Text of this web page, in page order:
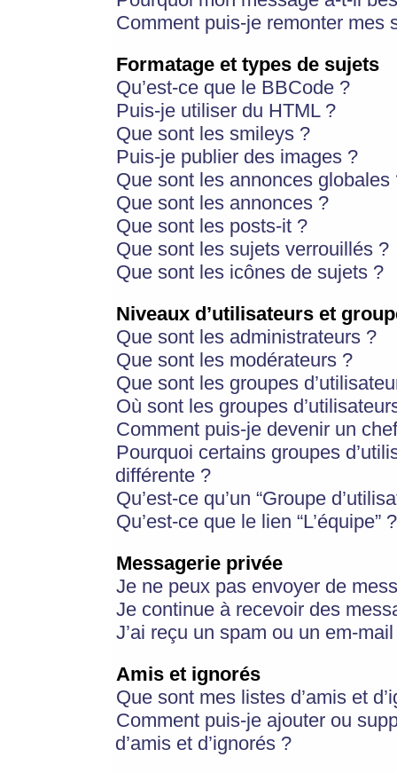
Comment puis-je remonter mes
Formatage et types de sujets
Qu’est-ce que le BBCode ?
Puis-je utiliser du HTML ?
Que sont les smileys ?
Puis-je publier des images ?
Que sont les annonces globales
Que sont les annonces ?
Que sont les posts-it ?
Que sont les sujets verrouillés ?
Que sont les icônes de sujets ?
Niveaux d’utilisateurs et
Que sont les administrateurs ?
Que sont les modérateurs ?
Que sont les groupes
Où sont les groupes
Comment puis-je devenir un
Pourquoi certains groupes
différente ?
Qu’est-ce qu’un “Groupe
Qu’est-ce que le lien “L’équipe” ?
Messagerie privée
Je ne peux pas envoyer de
Je continue à recevoir des
J’ai reçu un spam ou un em-
Amis et ignorés
Que sont mes listes d’amis et
Comment puis-je ajouter ou
d’amis et d’ignorés ?